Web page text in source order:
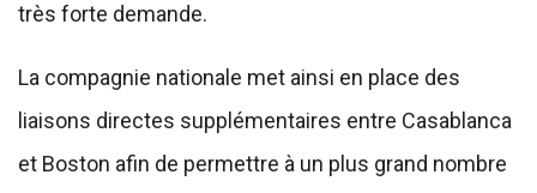
très forte demande.
La compagnie nationale met ainsi en place des
liaisons directes supplémentaires entre Casablanca
et Boston afin de permettre à un plus grand nombre